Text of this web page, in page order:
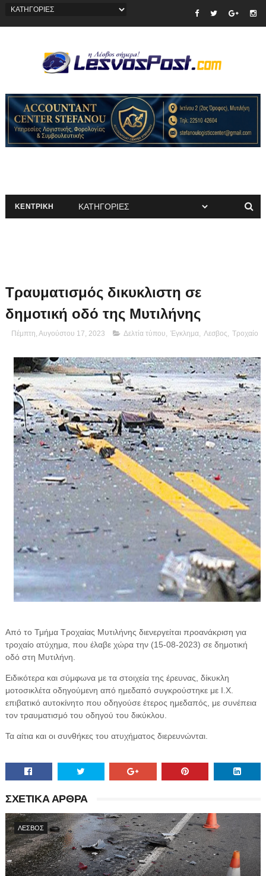
ΚΕΝΤΡΙΚΗ
Τραυματισμός δικυκλιστη σε
δημοτική οδό της Μυτιλήνης
Πέμπτη, Αυγούστου 17, 2023 Δελτία τύπου Έγκλημα, Λεσβος Τροχαίο
Από το Τμήμα Τροχαίας Μυτιλήνης διενεργείται προανάκριση για
τροχαίο ατύχημα, που έλαβε χώρα την (15-08-2023) σε δημοτική
οδό στη Μυτιλήνη.
Ειδικότερα και σύμφωνα με τα στοιχεία της έρευνας, δίκυκλη
μοτοσικλέτα οδηγούμενη από ημεδαπό συγκρούστηκε με Ι.Χ.
επιβατικό αυτοκίνητο που οδηγούσε έτερος ημεδαπός, με συνέπεια
τον τραυματισμό του οδηγού του δικύκλου.
Τα αίτια και οι συνθήκες του ατυχήματος διερευνώνται.
ΣΧΕΤΙΚΑ ΑΡΘΡΑ
ΛΕΣΒΟΣ